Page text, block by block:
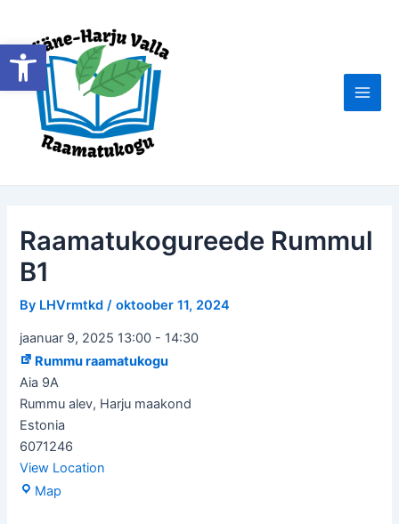
Open toolbar
content
Main
Raamatukogureede Rummul
B1
By LHVrmtkd/oktoober 11, 2024
jaanuar 9, 2025 13:00 - 14:30
Rummu raamatukogu
Aia 9A
Rummu alev, Harju maakond
Estonia
6071246
View Location
Map